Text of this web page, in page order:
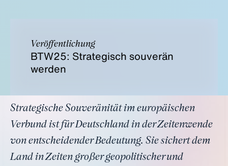
Veröffentlichung
BTW25: Strategisch souverän
werden
Strategische Souveränität im europäischen
Verbund ist für Deutschland in der Zeitenwende
von entscheidender Bedeutung. Sie sichert dem
Land in Zeiten großer geopolitischer und